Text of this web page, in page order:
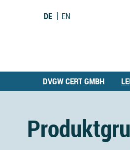
DE EN
DVGW CERT GMBH